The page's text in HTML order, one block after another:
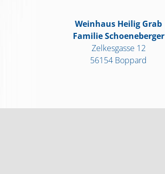
Weinhaus Heilig Grab
Familie Schoeneberger
Zelkesgasse 12
56154 Boppard